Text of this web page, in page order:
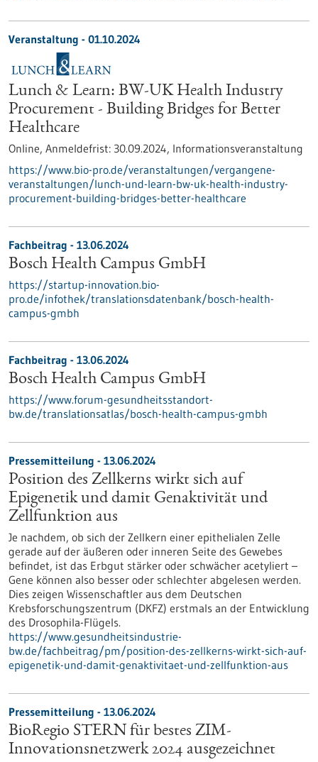
Veranstaltung - 01.10.2024
Lunch & Learn: BW-UK Health Industry
Procurement - Building Bridges for Better
Healthcare
Online, Anmeldefrist: 30.09.2024, Informationsveranstaltung
https://www.bio-pro.de/veranstaltungen/vergangene-
veranstaltungen/lunch-und-learn-bw-uk-health-industry-
procurement-building-bridges-better-healthcare
Fachbeitrag - 13.06.2024
Bosch Health Campus GmbH
https://startup-innovation.bio-
pro.de/infothek/translationsdatenbank/bosch-health-
campus-gmbh
Fachbeitrag - 13.06.2024
Bosch Health Campus GmbH
https://www.forum-gesundheitsstandort-
bw.de/translationsatlas/bosch-health-campus-gmbh
Pressemitteilung - 13.06.2024
Position des Zellkerns wirkt sich auf
Epigenetik und damit Genaktivität und
Zellfunktion aus
Je nachdem, ob sich der Zellkern einer epithelialen Zelle
gerade auf der äußeren oder inneren Seite des Gewebes
befindet, ist das Erbgut stärker oder schwächer acetyliert –
Gene können also besser oder schlechter abgelesen werden.
Dies zeigen Wissenschaftler aus dem Deutschen
Krebsforschungszentrum (DKFZ) erstmals an der Entwicklung
des Drosophila-Flügels.
https://www.gesundheitsindustrie-
bw.de/fachbeitrag/pm/position-des-zellkerns-wirkt-sich-auf-
epigenetik-und-damit-genaktivitaet-und-zellfunktion-aus
Pressemitteilung - 13.06.2024
BioRegio STERN für bestes ZIM-
Innovationsnetzwerk 2024 ausgezeichnet